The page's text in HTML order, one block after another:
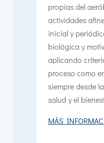
propias del
actividades
inicial y
biológica y
aplicando
proceso como
siempre desde
salud y el
MÁS